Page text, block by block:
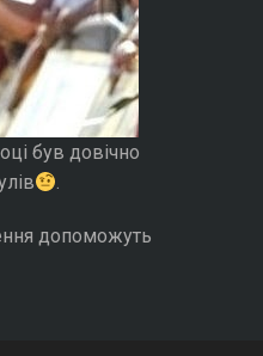
був довічно
.
допоможуть